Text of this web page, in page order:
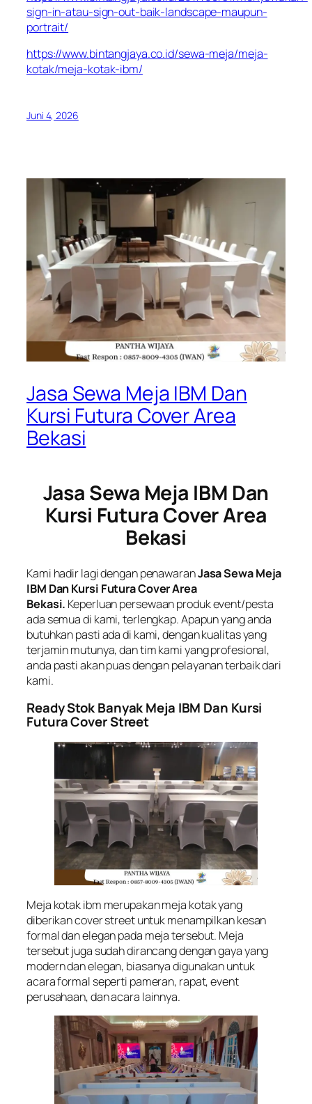
sign-in-atau-sign-out-baik-landscape-maupun-
portrait/
https://www.bintangjaya.co.id/sewa-meja/meja-
kotak/meja-kotak-ibm/
Juni 4, 2026
Jasa Sewa Meja IBM Dan
Kursi Futura Cover Area
Bekasi
Jasa Sewa Meja IBM Dan
Kursi Futura Cover Area
Bekasi
Kami hadir lagi dengan penawaranJasa Sewa Meja
IBM Dan Kursi Futura Cover Area
Bekasi. Keperluan persewaan produk event/pesta
ada semua di kami, terlengkap. Apapun yang anda
butuhkan pasti ada di kami, dengan kualitas yang
terjamin mutunya, dan tim kami yang profesional,
anda pasti akan puas dengan pelayanan terbaik dari
kami.
Ready Stok Banyak Meja IBM Dan Kursi
Futura Cover Street
Meja kotak ibm merupakan meja kotak yang
diberikan cover street untuk menampilkan kesan
formal dan elegan pada meja tersebut. Meja
tersebut juga sudah dirancang dengan gaya yang
modern dan elegan, biasanya digunakan untuk
acara formal seperti pameran, rapat, event
perusahaan, dan acara lainnya.